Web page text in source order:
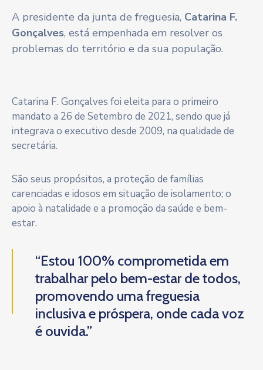
A presidente da junta de freguesia, Catarina F.
Gonçalves, está empenhada em resolver os
problemas do território e da sua população.
Catarina F. Gonçalves foi eleita para o primeiro
mandato a 26 de Setembro de 2021, sendo que já
integrava o executivo desde 2009, na qualidade de
secretária.
São seus propósitos, a proteção de famílias
carenciadas e idosos em situação de isolamento; o
apoio à natalidade e a promoção da saúde e bem-
estar.
“Estou 100% comprometida em
trabalhar pelo bem-estar de todos,
promovendo uma freguesia
inclusiva e próspera, onde cada voz
é ouvida.”